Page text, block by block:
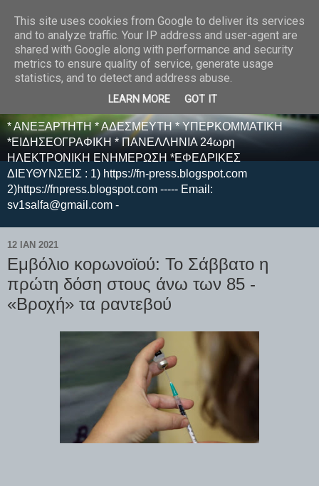
E F E N P R E S S -
ΗΛΕΚΤΡΟΝΙΚΗ
ΕΦΗΜΕΡΙΔΑ
* ΑΝΕΞΑΡΤΗΤΗ * ΑΔΕΣΜΕΥΤΗ * ΥΠΕΡΚΟΜΜΑΤΙΚΗ
*ΕΙΔΗΣΕΟΓΡΑΦΙΚΗ * ΠΑΝΕΛΛΗΝΙΑ 24ωρη
ΗΛΕΚΤΡΟΝΙΚΗ ΕΝΗΜΕΡΩΣΗ *ΕΦΕΔΡΙΚΕΣ
ΔΙΕΥΘΥΝΣΕΙΣ : 1) https://fn-press.blogspot.com
2)https://fnpress.blogspot.com ----- Email:
sv1salfa@gmail.com -
12 ΙΑΝ 2021
Εμβόλιο κορωνοϊού: Το Σάββατο η
πρώτη δόση στους άνω των 85 -
«Βροχή» τα ραντεβού
This site uses cookies from Google to deliver its services
and to analyze traffic. Your IP address and user-agent are
shared with Google along with performance and security
metrics to ensure quality of service, generate usage
statistics, and to detect and address abuse.
LEARN MORE GOT IT